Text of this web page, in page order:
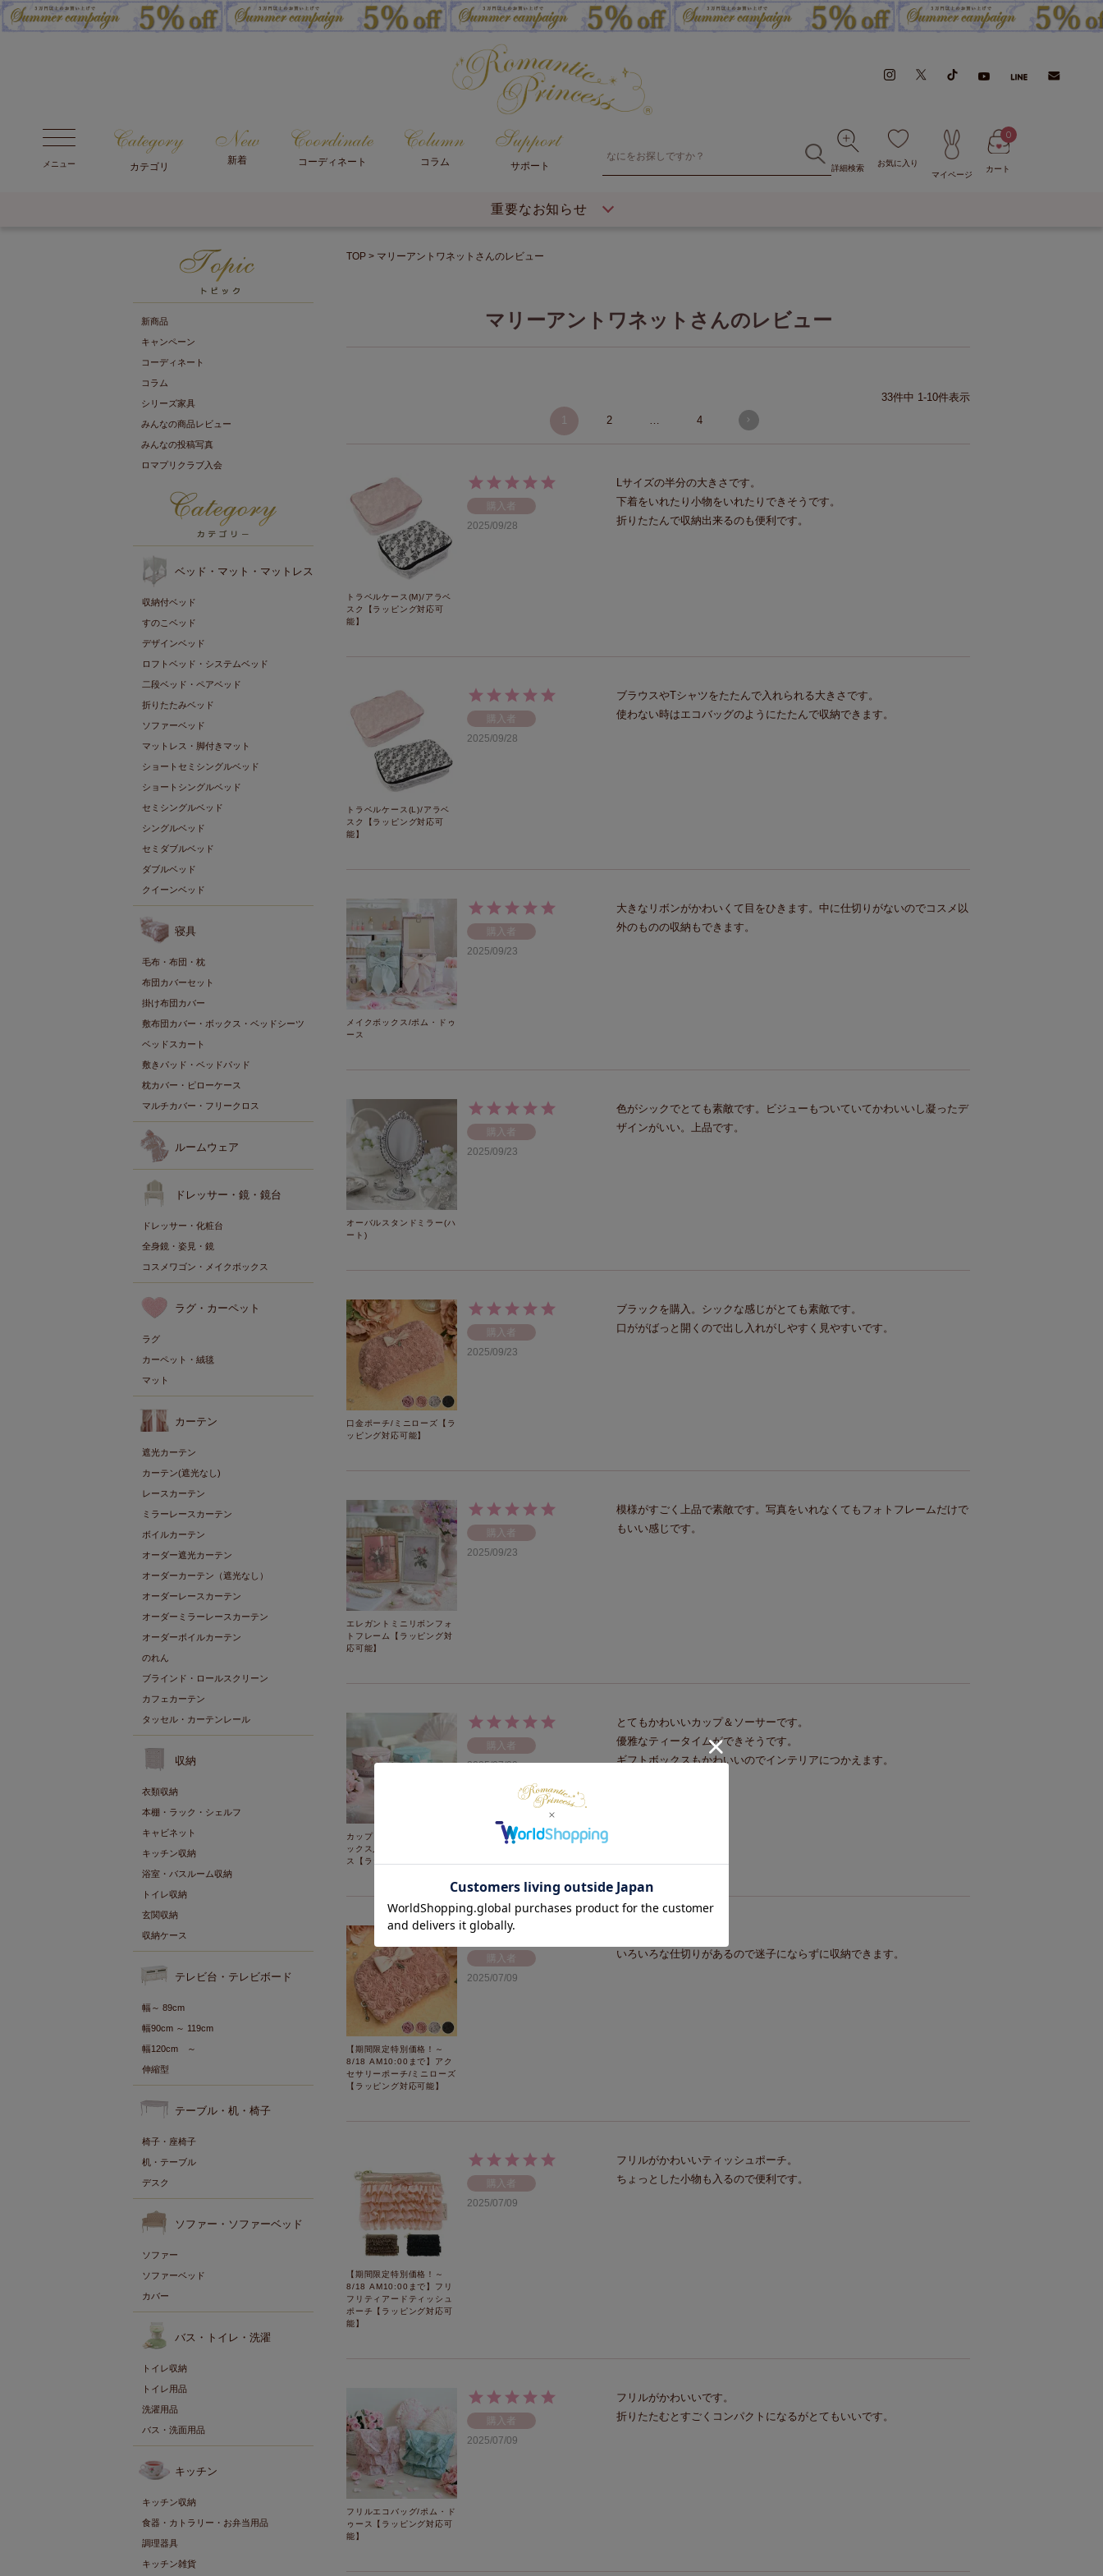
メニュー カテゴリ
新着 コーディネート コラム サポート 詳細検索
お気に入り
マイページ
カート
0
重要なお知らせ
新商品
キャンペーン
コーディネート
コラム
シリーズ家具
みんなの商品レビュー
みんなの投稿写真
ロマプリクラブ入会
ベッド・マット・マットレス
収納付ベッド
すのこベッド
デザインベッド
ロフトベッド・システムベッド
二段ベッド・ペアベッド
折りたたみベッド
ソファーベッド
マットレス・脚付きマット
ショートセミシングルベッド
ショートシングルベッド
セミシングルベッド
シングルベッド
セミダブルベッド
ダブルベッド
クイーンベッド
寝具
毛布・布団・枕
布団カバーセット
掛け布団カバー
敷布団カバー・ボックス・ベッドシーツ
ベッドスカート
敷きパッド・ベッドパッド
枕カバー・ピローケース
マルチカバー・フリークロス
ルームウェア
ドレッサー・鏡・鏡台
ドレッサー・化粧台
全身鏡・姿見・鏡
コスメワゴン・メイクボックス
ラグ・カーペット
ラグ
カーペット・絨毯
マット
カーテン
遮光カーテン
カーテン(遮光なし)
レースカーテン
ミラーレースカーテン
ボイルカーテン
オーダー遮光カーテン
オーダーカーテン（遮光なし）
オーダーレースカーテン
オーダーミラーレースカーテン
オーダーボイルカーテン
のれん
ブラインド・ロールスクリーン
カフェカーテン
タッセル・カーテンレール
収納
衣類収納
本棚・ラック・シェルフ
キャビネット
キッチン収納
浴室・バスルーム収納
トイレ収納
玄関収納
収納ケース
テレビ台・テレビボード
幅～ 89cm
幅90cm ～ 119cm
幅120cm ～
伸縮型
テーブル・机・椅子
椅子・座椅子
机・テーブル
デスク
ソファー・ソファーベッド
ソファー
ソファーベッド
カバー
バス・トイレ・洗濯
トイレ収納
トイレ用品
洗濯用品
バス・洗面用品
キッチン
キッチン収納
食器・カトラリー・お弁当用品
調理器具
キッチン雑貨
TOP マリーアントワネットさんのレビュー
マリーアントワネットさんのレビュー
33件中 1-10件表示
1
2 … 4
トラベルケース(M)/アラベ
スク【ラッピング対応可
能】
購入者
2025/09/28
Lサイズの半分の大きさです。
下着をいれたり小物をいれたりできそうです。
折りたたんで収納出来るのも便利です。
トラベルケース(L)/アラベ
スク【ラッピング対応可
能】
購入者
2025/09/28
ブラウスやTシャツをたたんで入れられる大きさです。
使わない時はエコバッグのようにたたんで収納できます。
メイクボックス/ポム・ドゥ
ース
購入者
2025/09/23
大きなリボンがかわいくて目をひきます。中に仕切りがないのでコスメ以
外のものの収納もできます。
オーバルスタンドミラー(ハ
ート)
購入者
2025/09/23
色がシックでとても素敵です。ビジューもついていてかわいいし凝ったデ
ザインがいい。上品です。
口金ポーチ/ミニローズ【ラ
ッピング対応可能】
購入者
2025/09/23
ブラックを購入。シックな感じがとても素敵です。
口ががばっと開くので出し入れがしやすく見やすいです。
エレガントミニリボンフォ
トフレーム【ラッピング対
応可能】
購入者
2025/09/23
模様がすごく上品で素敵です。写真をいれなくてもフォトフレームだけで
もいい感じです。
カップ＆ソーサ―(ギフトボ
ックス入り)/ポム・ドゥー
ス【ラッピング対応可能】
購入者
2025/07/09
とてもかわいいカップ＆ソーサーです。
優雅なティータイムができそうです。
ギフトボックスもかわいいのでインテリアにつかえます。
【期間限定特別価格！～
8/18 AM10:00まで】アク
セサリーポーチ/ミニローズ
【ラッピング対応可能】
購入者
2025/07/09
いろいろな仕切りがあるので迷子にならずに収納できます。
【期間限定特別価格！～
8/18 AM10:00まで】フリ
フリティアードティッシュ
ポーチ【ラッピング対応可
能】
購入者
2025/07/09
フリルがかわいいティッシュポーチ。
ちょっとした小物も入るので便利です。
フリルエコバッグ/ポム・ド
ゥース【ラッピング対応可
能】
購入者
2025/07/09
フリルがかわいいです。
折りたたむとすごくコンパクトになるがとてもいいです。